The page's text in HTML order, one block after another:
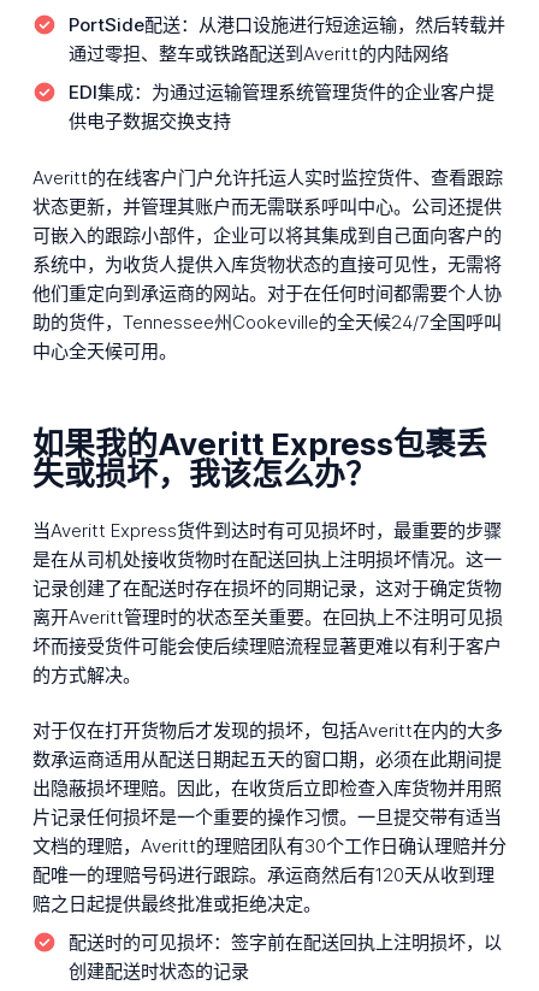
PortSide配送： 从港口设施进行短途运输，然后转载并
通过零担、整车或铁路配送到Averitt的内陆网络
EDI集成： 为通过运输管理系统管理货件的企业客户提
供电子数据交换支持
Averitt的在线客户门户允许托运人实时监控货件、查看跟踪
状态更新，并管理其账户而无需联系呼叫中心。公司还提供
可嵌入的跟踪小部件，企业可以将其集成到自己面向客户的
系统中，为收货人提供入库货物状态的直接可见性，无需将
他们重定向到承运商的网站。对于在任何时间都需要个人协
助的货件，Tennessee州Cookeville的全天候24/7全国呼叫
中心全天候可用。
如果我的Averitt Express包裹丢
失或损坏，我该怎么办？
当Averitt Express货件到达时有可见损坏时，最重要的步骤
是在从司机处接收货物时在配送回执上注明损坏情况。这一
记录创建了在配送时存在损坏的同期记录，这对于确定货物
离开Averitt管理时的状态至关重要。在回执上不注明可见损
坏而接受货件可能会使后续理赔流程显著更难以有利于客户
的方式解决。
对于仅在打开货物后才发现的损坏，包括Averitt在内的大多
数承运商适用从配送日期起五天的窗口期，必须在此期间提
出隐蔽损坏理赔。因此，在收货后立即检查入库货物并用照
片记录任何损坏是一个重要的操作习惯。一旦提交带有适当
文档的理赔，Averitt的理赔团队有30个工作日确认理赔并分
配唯一的理赔号码进行跟踪。承运商然后有120天从收到理
赔之日起提供最终批准或拒绝决定。
配送时的可见损坏： 签字前在配送回执上注明损坏，以
创建配送时状态的记录